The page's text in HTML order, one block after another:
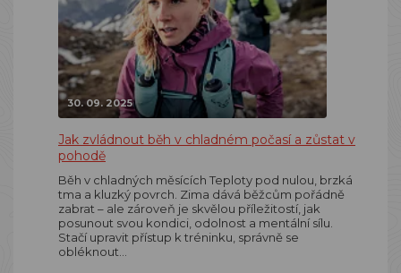
30. 09. 2025
Jak zvládnout běh v chladném počasí a zůstat v
pohodě
Běh v chladných měsících Teploty pod nulou, brzká
tma a kluzký povrch. Zima dává běžcům pořádně
zabrat – ale zároveň je skvělou příležitostí, jak
posunout svou kondici, odolnost a mentální sílu.
Stačí upravit přístup k tréninku, správně se
obléknout…